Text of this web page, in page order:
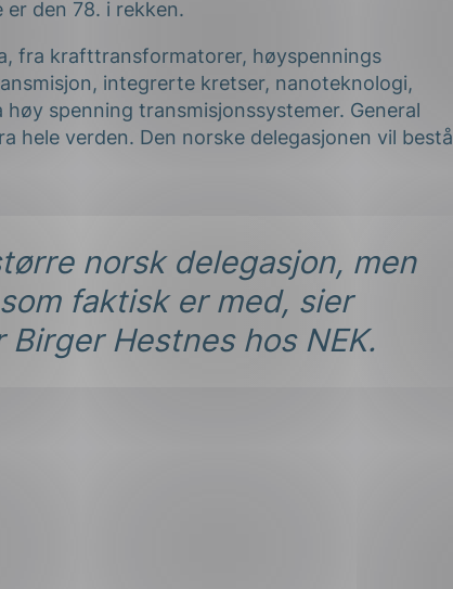
den 78. i rekken.
fra krafttransformatorer, høyspennings
integrerte kretser, nanoteknologi,
spenning transmisjonssystemer. General
hele verden. Den norske delegasjonen vil bestå
norsk delegasjon, men
faktisk er med, sier
Hestnes hos NEK.